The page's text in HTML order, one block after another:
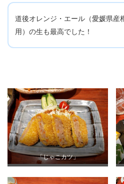
道後オレンジ・エール（愛媛県産
用）の生も最高でした！
「じゃこカツ」